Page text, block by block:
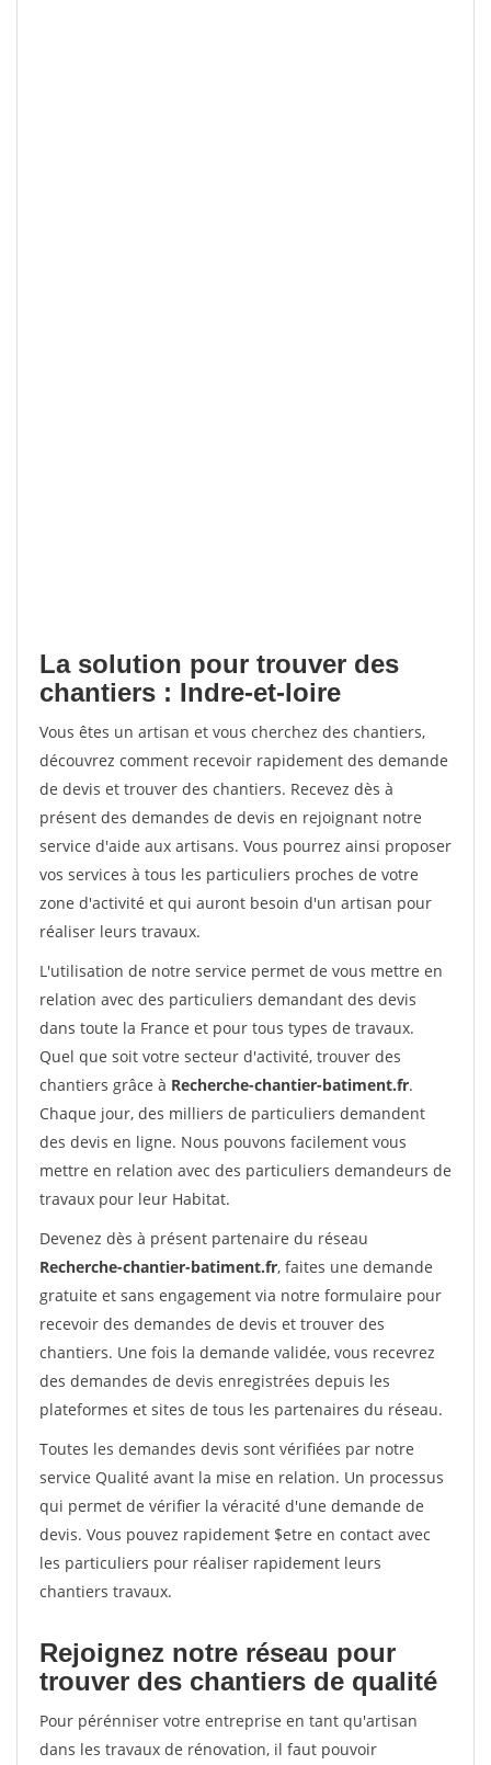
La solution pour trouver des
chantiers : Indre-et-loire
Vous êtes un artisan et vous cherchez des chantiers,
découvrez comment recevoir rapidement des demande
de devis et trouver des chantiers. Recevez dès à
présent des demandes de devis en rejoignant notre
service d'aide aux artisans. Vous pourrez ainsi proposer
vos services à tous les particuliers proches de votre
zone d'activité et qui auront besoin d'un artisan pour
réaliser leurs travaux.
L'utilisation de notre service permet de vous mettre en
relation avec des particuliers demandant des devis
dans toute la France et pour tous types de travaux.
Quel que soit votre secteur d'activité, trouver des
chantiers grâce à Recherche-chantier-batiment.fr.
Chaque jour, des milliers de particuliers demandent
des devis en ligne. Nous pouvons facilement vous
mettre en relation avec des particuliers demandeurs de
travaux pour leur Habitat.
Devenez dès à présent partenaire du réseau
Recherche-chantier-batiment.fr, faites une demande
gratuite et sans engagement via notre formulaire pour
recevoir des demandes de devis et trouver des
chantiers. Une fois la demande validée, vous recevrez
des demandes de devis enregistrées depuis les
plateformes et sites de tous les partenaires du réseau.
Toutes les demandes devis sont vérifiées par notre
service Qualité avant la mise en relation. Un processus
qui permet de vérifier la véracité d'une demande de
devis. Vous pouvez rapidement $etre en contact avec
les particuliers pour réaliser rapidement leurs
chantiers travaux.
Rejoignez notre réseau pour
trouver des chantiers de qualité
Pour pérénniser votre entreprise en tant qu'artisan
dans les travaux de rénovation, il faut pouvoir